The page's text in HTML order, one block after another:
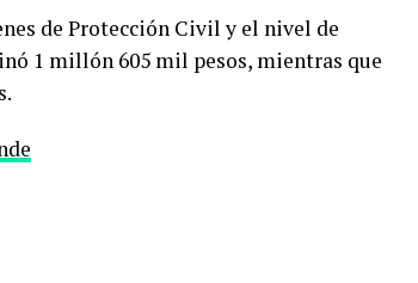
de Protección Civil y el nivel de
1 millón 605 mil pesos, mientras que